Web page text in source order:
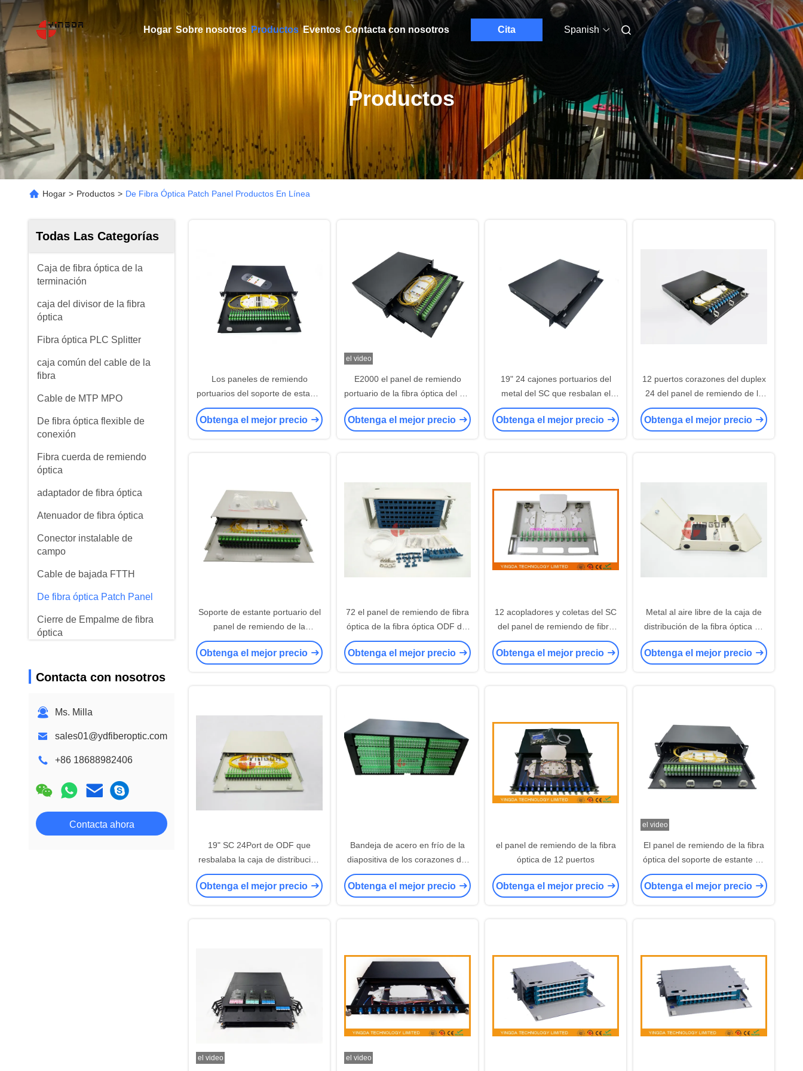
Hogar Sobre nosotros Productos Eventos Contacta con nosotros Cita Spanish
Productos
Hogar > Productos > De Fibra Óptica Patch Panel Productos En Línea
Todas Las Categorías
Caja de fibra óptica de la
terminación
caja del divisor de la fibra
óptica
Fibra óptica PLC Splitter
caja común del cable de la
fibra
Cable de MTP MPO
De fibra óptica flexible de
conexión
Fibra cuerda de remiendo
óptica
adaptador de fibra óptica
Atenuador de fibra óptica
Conector instalable de
campo
Cable de bajada FTTH
De fibra óptica Patch Panel
Cierre de Empalme de fibra
óptica
Equipo de instalación de
WDM CWDM DWDM
Módulo de SFP
Contacta con nosotros
Ms. Milla
sales01@ydfiberoptic.com
+86 18688982406
Contacta ahora
Los paneles de remiendo
portuarios del soporte de estante
del ST ODF del SC del metal 1U
24
Obtenga el mejor precio
el video
E2000 el panel de remiendo
portuario de la fibra óptica del SC
48 ODF 480m m
Obtenga el mejor precio
19" 24 cajones portuarios del
metal del SC que resbalan el
panel de remiendo de la fibra
óptica de ODF
Obtenga el mejor precio
12 puertos corazones del duplex
24 del panel de remiendo de la
fibra óptica de Slding del soporte
de estante de 19 pulgadas 1U
Obtenga el mejor precio
Soporte de estante portuario del
panel de remiendo de la
diapositiva 2U 48 interiores del
metal
Obtenga el mejor precio
72 el panel de remiendo de fibra
óptica de la fibra óptica ODF del
puerto, SC de la unidad de la
distribución de la fibra del
Obtenga el mejor precio
12 acopladores y coletas del SC
del panel de remiendo de fibra
del soporte de estante del panel
de remiendo de la fibra óptica de
Obtenga el mejor precio
Metal al aire libre de la caja de
distribución de la fibra óptica de
los corazones del soporte 24 de
la pared
Obtenga el mejor precio
19" SC 24Port de ODF que
resbalaba la caja de distribución
del panel de remiendo de la fibra
óptica del cajón 1U laminó el
Obtenga el mejor precio
Bandeja de acero en frío de la
diapositiva de los corazones del
panel de remiendo de fibra 288
con los adaptadores del duplex
Obtenga el mejor precio
el panel de remiendo de la fibra
óptica de 12 puertos
Obtenga el mejor precio
el video
El panel de remiendo de la fibra
óptica del soporte de estante de
gabinete de Data Center 65dB
Obtenga el mejor precio
el video el video